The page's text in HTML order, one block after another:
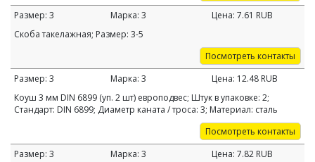
Размер: 3 Марка: 3 Цена: 7.61 RUB
Скоба такелажная; Размер: 3-5
Посмотреть контакты
Размер: 3 Марка: 3 Цена: 12.48 RUB
Коуш 3 мм DIN 6899 (уп. 2 шт) европодвес; Штук в упаковке: 2;
Стандарт: DIN 6899; Диаметр каната / троса: 3; Материал: сталь
Посмотреть контакты
Размер: 3 Марка: 3 Цена: 7.82 RUB